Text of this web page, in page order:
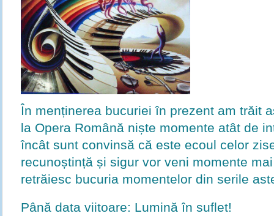
În menținerea bucuriei în prezent am trăit
la Opera Română niște momente atât de
încât sunt convinsă că este ecoul celor
recunoștință și sigur vor veni momente
retrăiesc bucuria momentelor din serile
Până data viitoare: Lumină în suflet!